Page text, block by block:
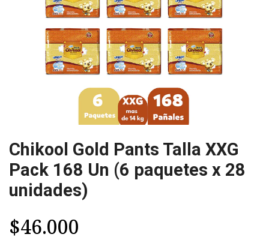
Chikool Gold Pants Talla XXG
Pack 168 Un (6 paquetes x 28
unidades)
$46.000